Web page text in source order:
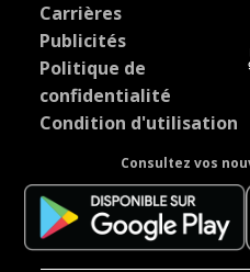
Carrières
Publicités
Politique de
confidentialité
Condition d'utilisation
Consultez vos